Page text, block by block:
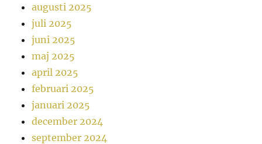
augusti 2025
juli 2025
juni 2025
maj 2025
april 2025
februari 2025
januari 2025
december 2024
september 2024